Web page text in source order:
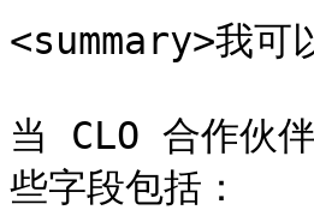
<summary>我可
当 CLO 合作伙
些字段包括：